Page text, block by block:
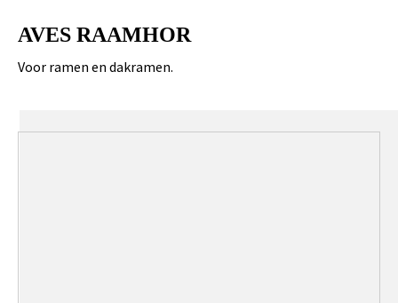
AVES RAAMHOR
Voor ramen en dakramen.